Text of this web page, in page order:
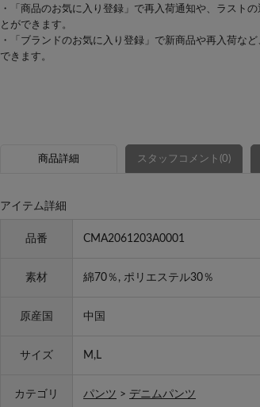
・「商品のお気に入り登録」で再入荷通知や、ラスト
とができます。
・「ブランドのお気に入り登録」で新商品や再入荷な
できます。
商品詳細 スタッフコメント(0)
アイテム詳細
品番 CMA2061203A0001
素材 綿70％, ポリエステル30％
原産国 中国
サイズ M,L
カテゴリ パンツ > デニムパンツ